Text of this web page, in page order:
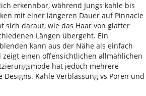
erkennbar, während Jungs kahle bis
mit einer längeren Dauer auf Pinnacle
sich darauf, wie das Haar von glatter
Längen übergeht. Ein
kann aus der Nähe als einfach
zeigt einen offensichtlichen allmählichen
hat jedoch mehrere
Kahle Verblassung vs Poren und